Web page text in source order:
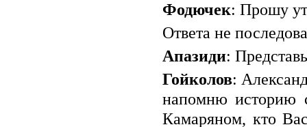
Фодючек: Прошу
Ответа не
Апазиди:
Гойколов:
напомню историю
Камаряном, кто